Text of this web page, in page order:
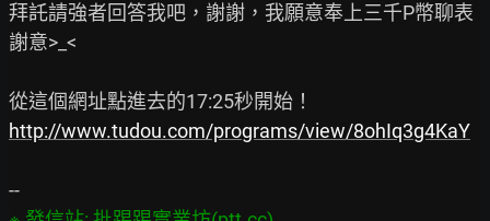
拜託請強者回答我吧，謝謝，我願意奉上三千P幣聊表
謝意>_<
http://www.tudou.com/programs/view/8ohIq3g4KaY